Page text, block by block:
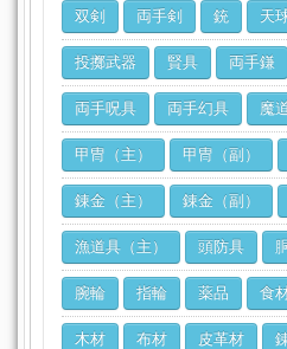
ジョブ
双剣 両手剣 銃 天
投擲武器 賢具 両手鎌
両手呪具 両手幻具 魔
甲冑（主） 甲冑（副）
錬金（主） 錬金（副）
漁道具（主） 頭防具
腕輪 指輪 薬品 食
木材 布材 皮革材